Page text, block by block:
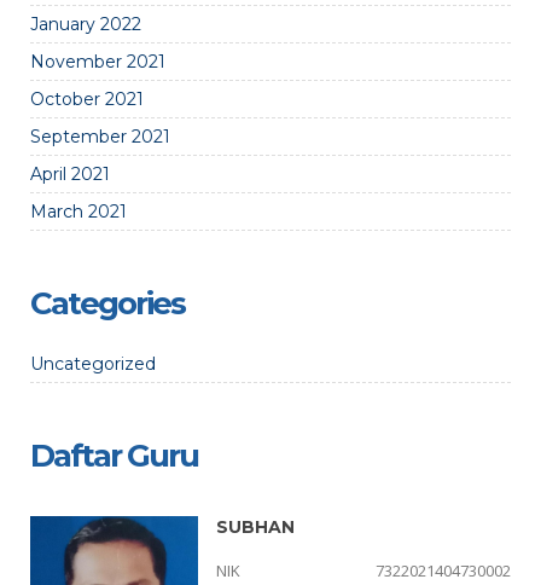
January 2022
November 2021
October 2021
September 2021
April 2021
March 2021
Categories
Uncategorized
Daftar Guru
SUBHAN
NIK
7322021404730002